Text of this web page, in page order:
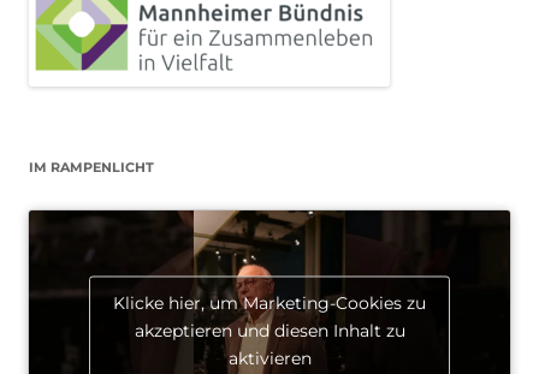
IM RAMPENLICHT
Klicke hier, um Marketing-Cookies zu
akzeptieren und diesen Inhalt zu
aktivieren